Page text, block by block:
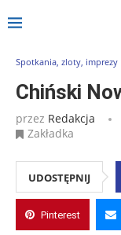
Strona główna
Spotkania, zloty,
Chiński
przez Redakcja
Zakładka
UDOSTĘPNIJ
Pinterest